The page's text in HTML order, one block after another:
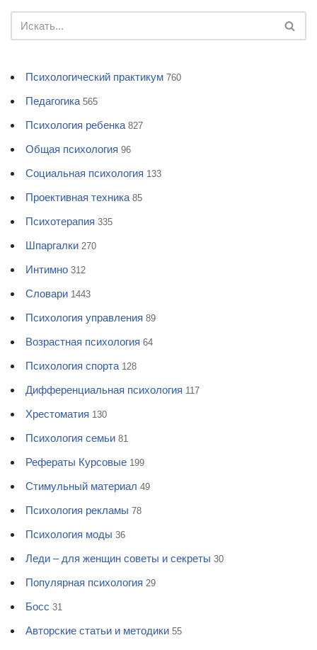
Психологический практикум 760
Педагогика 565
Психология ребенка 827
Общая психология 96
Социальная психология 133
Проективная техника 85
Психотерапия 335
Шпаргалки 270
Интимно 312
Словари 1443
Психология управления 89
Возрастная психология 64
Психология спорта 128
Дифференциальная психология 117
Хрестоматия 130
Психология семьи 81
Рефераты Курсовые 199
Стимульный материал 49
Психология рекламы 78
Психология моды 36
Леди – для женщин советы и секреты 30
Популярная психология 29
Босс 31
Авторские статьи и методики 55